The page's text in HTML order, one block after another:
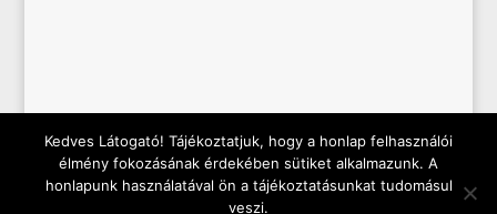
Copyright © 2019 Hungarian Association of
Kedves Látogató! Tájékoztatjuk, hogy a honlap felhasználói
élmény fokozásának érdekében sütiket alkalmazunk. A
honlapunk használatával ön a tájékoztatásunkat tudomásul
veszi.